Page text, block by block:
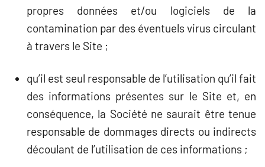
propres données et/ou logiciels de la
contamination par des éventuels virus circulant
à travers le Site ;
qu’il est seul responsable de l’utilisation qu’il fait
des informations présentes sur le Site et, en
conséquence, la Société ne saurait être tenue
responsable de dommages directs ou indirects
découlant de l’utilisation de ces informations ;